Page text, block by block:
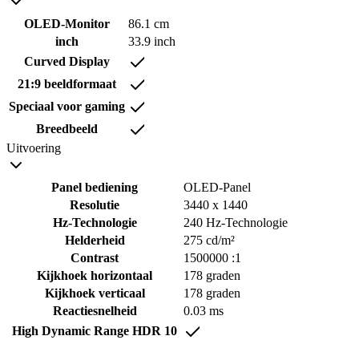
OLED-Monitor
86.1 cm
inch
33.9 inch
Curved Display
21:9 beeldformaat
Speciaal voor gaming
Breedbeeld
Uitvoering
Panel bediening
OLED-Panel
Resolutie
3440 x 1440
Hz-Technologie
240 Hz-Technologie
Helderheid
275 cd/m²
Contrast
1500000 :1
Kijkhoek horizontaal
178 graden
Kijkhoek verticaal
178 graden
Reactiesnelheid
0.03 ms
High Dynamic Range HDR 10